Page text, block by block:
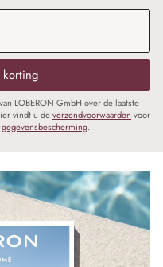
korting
LOBERON GmbH over de laatste
vindt u deverzendvoorwaarden voor
gegevensbescherming.